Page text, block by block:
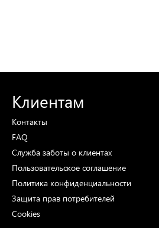
Клиентам
Контакты
FAQ
Служба заботы о клиентах
Пользовательское соглашение
Политика конфиденциальности
Защита прав потребителей
Cookies